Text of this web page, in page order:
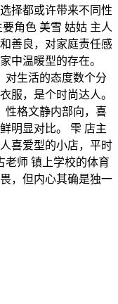
择都或许带来不同性
角色 美雪 姑姑 主人
善良，对家庭责任感
中温暖型的存在。
对生活的态度数个分
服，是个时尚达人。
性格文静内部向，喜
明显对比。 雫 店主
喜爱型的小店，平时
老师 镇上学校的体育
，但内心其确是独一